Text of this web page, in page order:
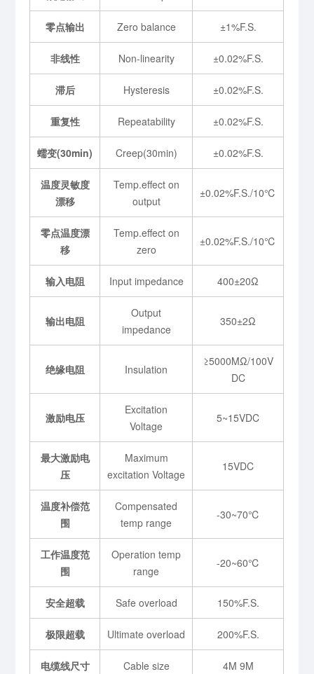
零点输出 Zero balance ±1%F.S.
非线性 Non-linearity ±0.02%F.S.
滞后 Hysteresis ±0.02%F.S.
重复性 Repeatability ±0.02%F.S.
蠕变(30min) Creep(30min) ±0.02%F.S.
温度灵敏度
漂移
Temp.effect on
output
±0.02%F.S./10℃
零点温度漂
移
Temp.effect on
zero
±0.02%F.S./10℃
输入电阻 Input impedance 400±20Ω
输出电阻
Output
impedance
350±2Ω
绝缘电阻 Insulation
≥5000MΩ/100V
DC
激励电压
Excitation
Voltage
5~15VDC
最大激励电
压
Maximum
excitation Voltage
15VDC
温度补偿范
围
Compensated
temp range
-30~70℃
工作温度范
围
Operation temp
range
-20~60℃
安全超载 Safe overload 150%F.S.
极限超载 Ultimate overload 200%F.S.
电缆线尺寸 Cable size 4M 9M